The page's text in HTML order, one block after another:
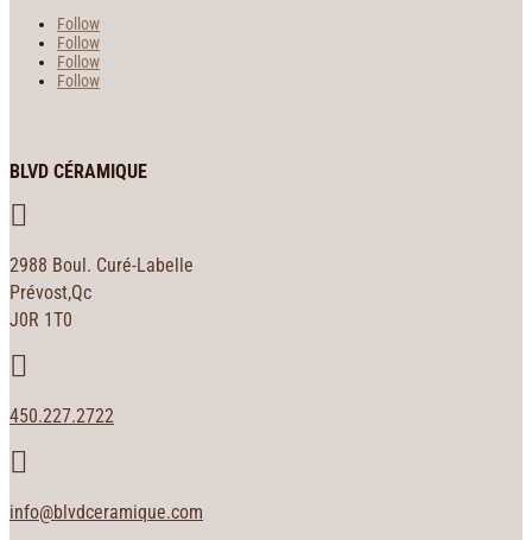
Follow
Follow
Follow
Follow
BLVD CÉRAMIQUE

2988 Boul. Curé-Labelle
Prévost,Qc
J0R 1T0

450.227.2722

info@blvdceramique.com